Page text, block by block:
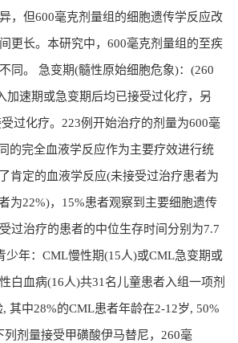
，但600毫克剂量组的细胞遗传学反应改
更长。本研究中，600毫克剂量组的至疾
同。 急变期(髓性原始细胞危象)：(260
加速期或急变期后均已接受过化疗，另
过化疗。223例开始治疗的剂量为600毫
的完全血液学反应作为主要疗效进行统
肯定的血液学反应(未接受过治疗患者为
为22%)，15%患者观察到主要细胞遗传
过治疗的患者的中位生存时间分别为7.7
少年：CML慢性期(15人)或CML急变期或
白血病(16人)共31名儿童患者入组一项剂
其中28%的CML患者年龄在2-12岁, 50%
列剂量接受甲磺酸伊马替尼，260毫